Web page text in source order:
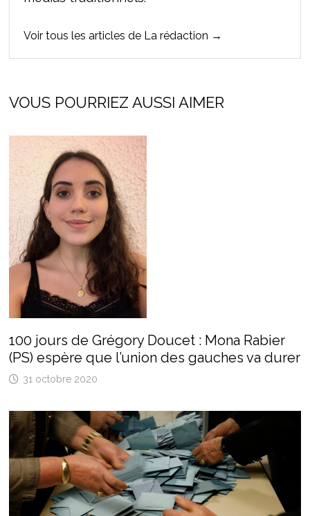
Voir tous les articles de La rédaction →
VOUS POURRIEZ AUSSI AIMER
100 jours de Grégory Doucet : Mona Rabier
(PS) espère que l’union des gauches va durer
31 octobre 2020